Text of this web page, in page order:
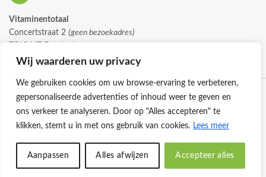
Wij waarderen uw privacy
We gebruiken cookies om uw browse-ervaring te verbeteren,
gepersonaliseerde advertenties of inhoud weer te geven en
ons verkeer te analyseren. Door op "Alles accepteren" te
klikken, stemt u in met ons gebruik van cookies. Lees meer
Aanpassen Alles afwijzen Accepteer alles
Vitaminentotaal
Concertstraat 2 (geen bezoekadres)
info@vitaminentotaal.nl
© 2026 -Vitaminentotaal.nl